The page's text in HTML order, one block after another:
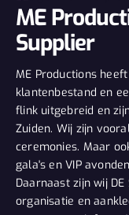
ME
Supplier
ME Productions
klantenbestand en
flink uitgebreid en
Zuiden. Wij zijn
ceremonies. Maar
gala's en VIP
Daarnaast zijn wij DE
organisatie en